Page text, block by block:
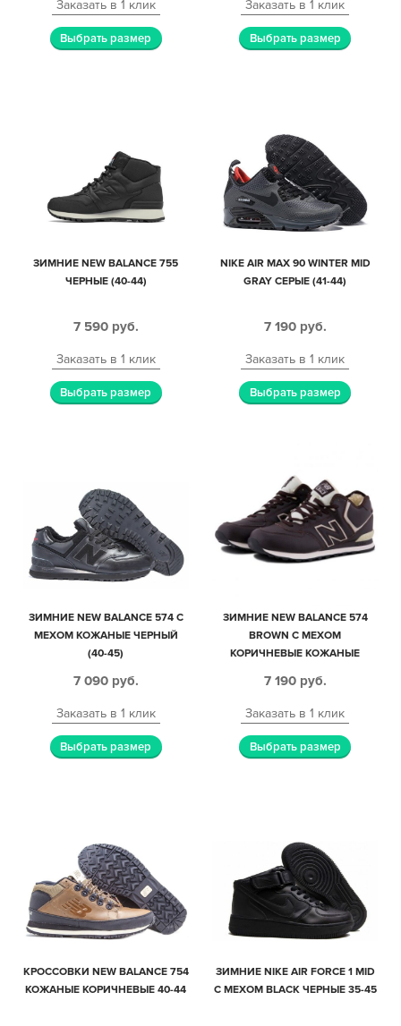
Заказать в 1 клик
Выбрать размер
Заказать в 1 клик
Выбрать размер
ЗИМНИЕ NEW BALANCE 755
ЧЕРНЫЕ (40-44)
7 590 руб.
Заказать в 1 клик
Выбрать размер
NIKE AIR MAX 90 WINTER MID
GRAY СЕРЫЕ (41-44)
7 190 руб.
Заказать в 1 клик
Выбрать размер
ЗИМНИЕ NEW BALANCE 574 С
МЕХОМ КОЖАНЫЕ ЧЕРНЫЙ
(40-45)
7 090 руб.
Заказать в 1 клик
Выбрать размер
ЗИМНИЕ NEW BALANCE 574
BROWN С МЕХОМ
КОРИЧНЕВЫЕ КОЖАНЫЕ
7 190 руб.
Заказать в 1 клик
Выбрать размер
КРОССОВКИ NEW BALANCE 754
КОЖАНЫЕ КОРИЧНЕВЫЕ 40-44
ЗИМНИЕ NIKE AIR FORCE 1 MID
С МЕХОМ BLACK ЧЕРНЫЕ 35-45